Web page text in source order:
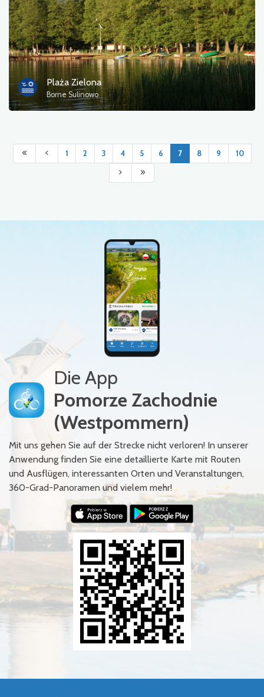
Plaża Zielona
Borne Sulinowo
1 2 3 4 5 6 7 8 9 10
Die App
Pomorze Zachodnie
(Westpommern)
Mit uns gehen Sie auf der Strecke nicht verloren! In unserer
Anwendung finden Sie eine detaillierte Karte mit Routen
und Ausflügen, interessanten Orten und Veranstaltungen,
360-Grad-Panoramen und vielem mehr!